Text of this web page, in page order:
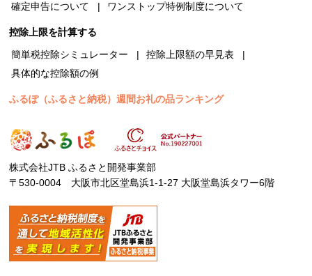
確定申告について
ワンストップ特例制度について
控除上限を計算する
簡単税控除シミュレーター
控除上限額の早見表
具体的な控除額の例
ふるぽ（ふるさと納税）週間お礼の品ランキング
株式会社JTB ふるさと開発事業部
〒530-0004 大阪市北区堂島浜1-1-27 大阪堂島浜タワー6階